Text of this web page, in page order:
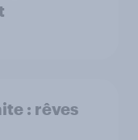
: rêves